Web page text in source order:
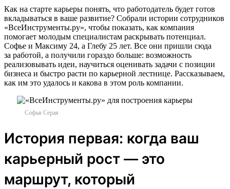
Как на старте карьеры понять, что работодатель будет готов
вкладываться в ваше развитие? Собрали истории сотрудников
«ВсеИнструменты.ру», чтобы показать, как компания
помогает молодым специалистам раскрывать потенциал.
Софье и Максиму 24, а Глебу 25 лет. Все они пришли сюда
за работой, а получили гораздо больше: возможность
реализовывать идеи, научиться оценивать задачи с позиции
бизнеса и быстро расти по карьерной лестнице. Рассказываем,
как им это удалось и какова в этом роль компании.
Софья Серая
История первая: когда ваш
карьерный рост — это
маршрут, который